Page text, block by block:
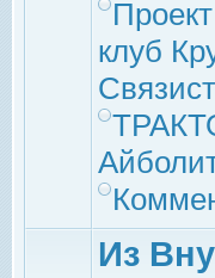
клуб
Из